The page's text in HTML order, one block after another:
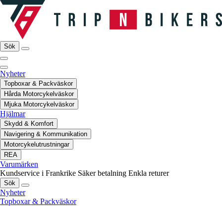
Sök
Nyheter
Topboxar & Packväskor
Hårda Motorcykelväskor
Mjuka Motorcykelväskor
Hjälmar
Skydd & Komfort
Navigering & Kommunikation
Motorcykelutrustningar
REA
Varumärken
Kundservice i Frankrike Säker betalning Enkla returer
Sök
Nyheter
Topboxar & Packväskor